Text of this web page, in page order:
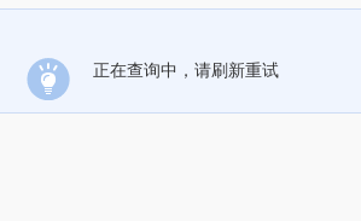
正在查询中，请刷新重试